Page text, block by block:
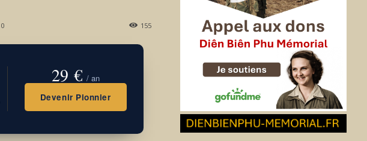
0 155
29 € / an
Devenir Pionnier